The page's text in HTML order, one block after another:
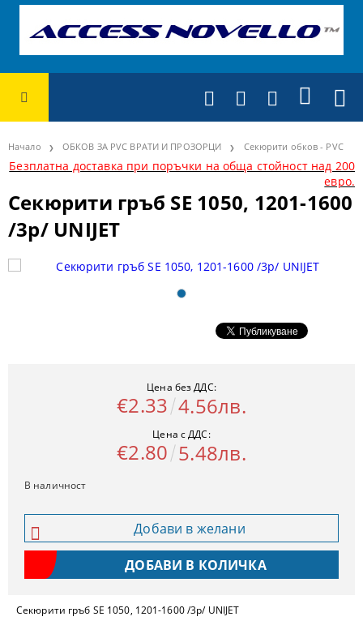
Начало ОБКОВ ЗА PVC ВРАТИ И ПРОЗОРЦИ Секюрити обков - PVC
Безплатна доставка при поръчки на обща стойност над 200
евро.
Секюрити гръб SE 1050, 1201-1600
/3р/ UNIJET
Секюрити гръб SE 1050, 1201-1600 /3р/ UNIJET
Цена без ДДС:
€2.33 4.56лв.
Цена с ДДС:
€2.80 5.48лв.
В наличност
Добави в желани